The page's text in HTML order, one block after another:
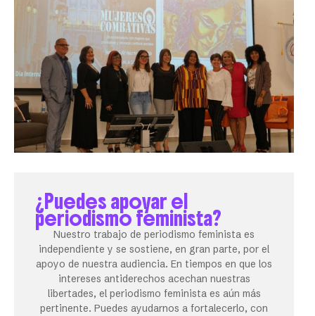
¿Puedes apoyar el
periodismo feminista?
Nuestro trabajo de periodismo feminista es
independiente y se sostiene, en gran parte, por el
apoyo de nuestra audiencia. En tiempos en que los
intereses antiderechos acechan nuestras
libertades, el periodismo feminista es aún más
pertinente. Puedes ayudarnos a fortalecerlo, con